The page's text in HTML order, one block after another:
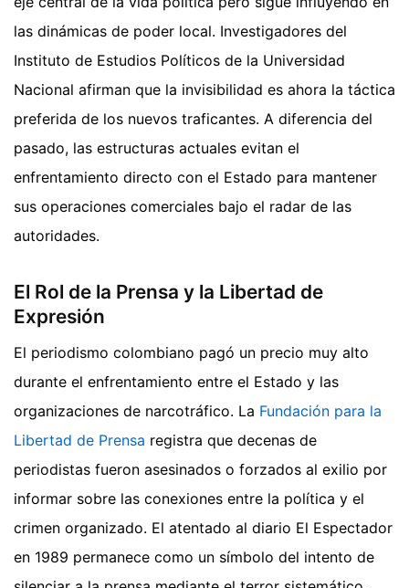
las dinámicas de poder local. Investigadores del
Instituto de Estudios Políticos de la Universidad
Nacional afirman que la invisibilidad es ahora la táctica
preferida de los nuevos traficantes. A diferencia del
pasado, las estructuras actuales evitan el
enfrentamiento directo con el Estado para mantener
sus operaciones comerciales bajo el radar de las
autoridades.
El Rol de la Prensa y la Libertad de
Expresión
El periodismo colombiano pagó un precio muy alto
durante el enfrentamiento entre el Estado y las
organizaciones de narcotráfico. La Fundación para la
Libertad de Prensa registra que decenas de
periodistas fueron asesinados o forzados al exilio por
informar sobre las conexiones entre la política y el
crimen organizado. El atentado al diario El Espectador
en 1989 permanece como un símbolo del intento de